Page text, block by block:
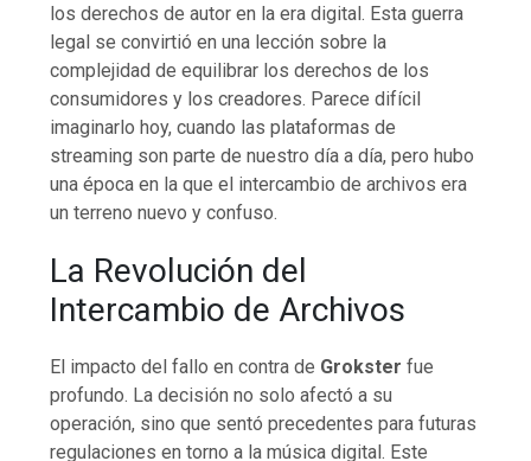
los derechos de autor en la era digital. Esta guerra
legal se convirtió en una lección sobre la
complejidad de equilibrar los derechos de los
consumidores y los creadores. Parece difícil
imaginarlo hoy, cuando las plataformas de
streaming son parte de nuestro día a día, pero hubo
una época en la que el intercambio de archivos era
un terreno nuevo y confuso.
La Revolución del
Intercambio de Archivos
El impacto del fallo en contra de Grokster fue
profundo. La decisión no solo afectó a su
operación, sino que sentó precedentes para futuras
regulaciones en torno a la música digital. Este